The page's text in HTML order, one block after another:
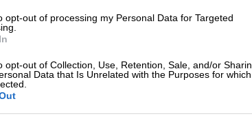
opt-out of processing my Personal Data for Targeted
opt-out of Collection, Use, Retention, Sale, and/or
Data that Is Unrelated with the Purposes for
ήταν το τέταρτο από τα πέντε
αποκαλούσε